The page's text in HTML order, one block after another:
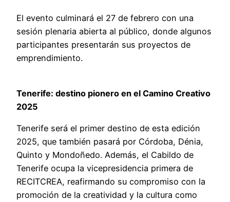
El evento culminará el 27 de febrero con una
sesión plenaria abierta al público, donde algunos
participantes presentarán sus proyectos de
emprendimiento.
Tenerife: destino pionero en el Camino Creativo
2025
Tenerife será el primer destino de esta edición
2025, que también pasará por Córdoba, Dénia,
Quinto y Mondoñedo. Además, el Cabildo de
Tenerife ocupa la vicepresidencia primera de
RECITCREA, reafirmando su compromiso con la
promoción de la creatividad y la cultura como